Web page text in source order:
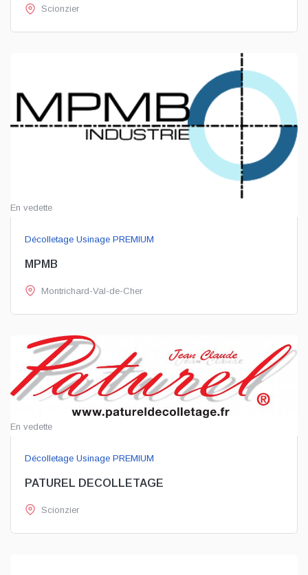
Scionzier
En vedette
Décolletage Usinage PREMIUM
MPMB
Montrichard-Val-de-Cher
En vedette
Décolletage Usinage PREMIUM
PATUREL DECOLLETAGE
Scionzier